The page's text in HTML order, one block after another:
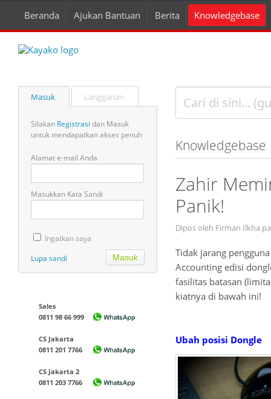
Beranda Ajukan Bantuan Berita Knowledgebase
Masuk Langganan
Silakan Registrasi dan Masuk
untuk mendapatkan akses penuh
Alamat e-mail Anda
Masukkan Kata Sandi
Ingatkan saya
Lupa sandi
Sales
0811 98 66 999
CS Jakarta
0811 201 7766
CS Jakarta 2
0811 203 7766
Knowledgebase
Zahir
Panik!
Dipos oleh Firman Ilkha
Tidak jarang
Accounting edisi
fasilitas batasan
kiatnya di bawah ini!
Ubah posisi Dongle